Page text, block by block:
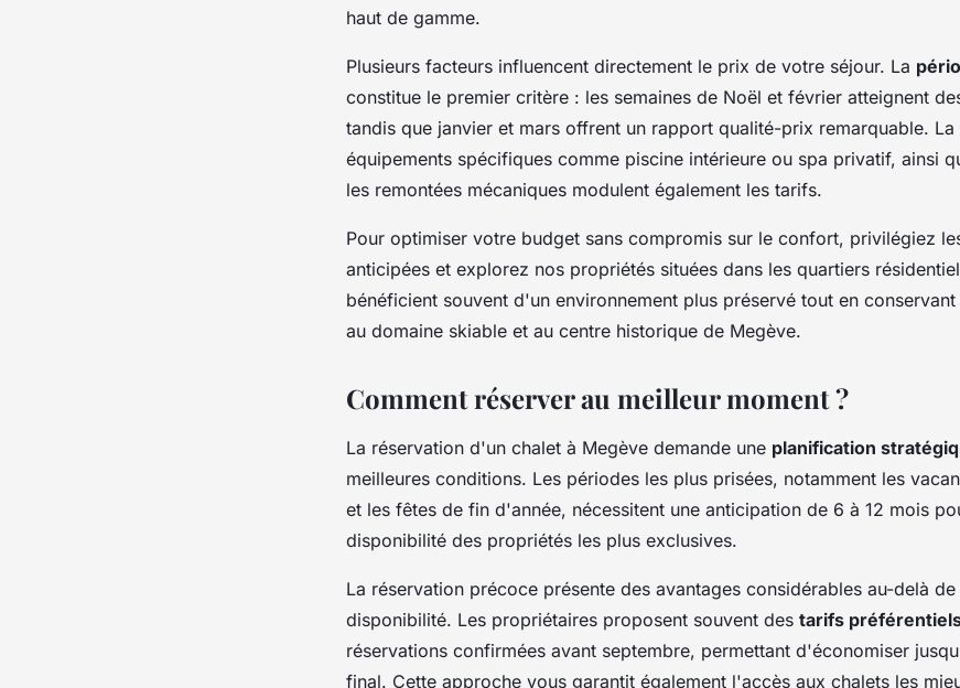
haut de gamme.
Plusieurs facteurs influencent directement le prix de votre séjour. La
constitue le premier critère : les semaines de Noël et février atteignent
tandis que janvier et mars offrent un rapport qualité-prix remarquable.
équipements spécifiques comme piscine intérieure ou spa privatif, ainsi
les remontées mécaniques modulent également les tarifs.
Pour optimiser votre budget sans compromis sur le confort, privilégiez
anticipées et explorez nos propriétés situées dans les quartiers
bénéficient souvent d'un environnement plus préservé tout en conservant
au domaine skiable et au centre historique de Megève.
Comment réserver au meilleur moment ?
La réservation d'un chalet à Megève demande une planification
meilleures conditions. Les périodes les plus prisées, notamment les
et les fêtes de fin d'année, nécessitent une anticipation de 6 à 12 mois
disponibilité des propriétés les plus exclusives.
La réservation précoce présente des avantages considérables au-delà
disponibilité. Les propriétaires proposent souvent des tarifs
réservations confirmées avant septembre, permettant d'économiser
final. Cette approche vous garantit également l'accès aux chalets les